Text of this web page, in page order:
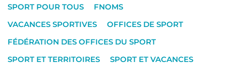
SPORT POUR TOUS
FNOMS
VACANCES SPORTIVES
OFFICES DE SPORT
FÉDÉRATION DES OFFICES DU SPORT
SPORT ET TERRITOIRES
SPORT ET VACANCES